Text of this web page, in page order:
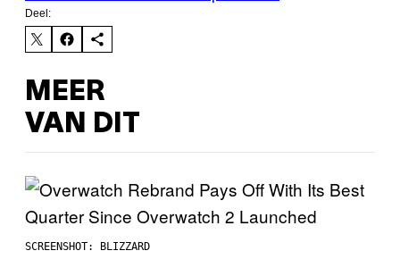
Deel:
MEER
VAN DIT
SCREENSHOT: BLIZZARD